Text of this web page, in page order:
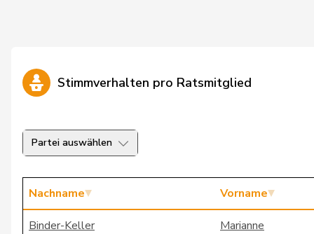
Stimmverhalten pro Ratsmitglied
Partei auswählen
Nachname Vorname
Binder-Keller
Marianne